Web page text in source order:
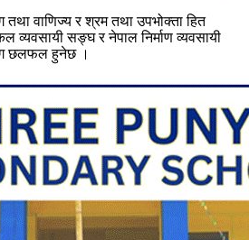
तथा वाणिज्य र श्रम तथा उपभोक्ता हित
व्यवसायी सङ्घ र नेपाल निर्माण व्यवसायी
छलफल हुनेछ ।